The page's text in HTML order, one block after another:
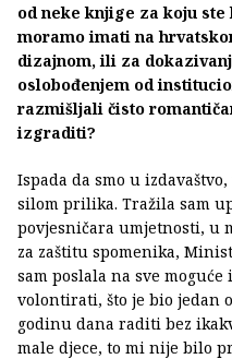
od neke knjige za koju
moramo imati na
dizajnom, ili za
oslobođenjem od
razmišljali čisto
izgraditi?
Ispada da smo u
silom prilika. Tražila sam
povjesničara umjetnosti, u
za zaštitu spomenika,
sam poslala na sve
volontirati, što je bio jedan
godinu dana raditi bez
male djece, to mi nije bilo